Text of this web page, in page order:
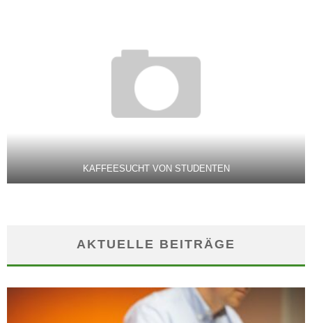
KAFFEESUCHT VON STUDENTEN
AKTUELLE BEITRÄGE